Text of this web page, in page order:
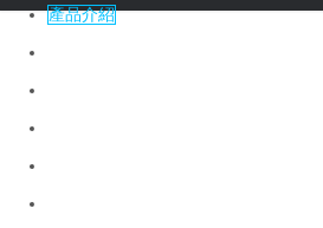
產品介紹